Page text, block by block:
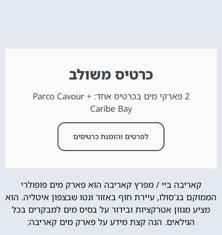
כרטיס משולב
2 פארקי מים בכרטיס אחד: Parco Cavour +
Caribe Bay
לפרטים והזמנת כרטיסים
קאריבה ביי / מפרץ קאריבה הוא פארק מים פופולרי
הממוקם בג'סולו, עיירת חוף באזור ונטו שבצפון איטליה. הוא
מציע מגוון אטרקציות ובידור על בסיס מים למבקרים בכל
הגילאים. הנה קצת מידע על פארק מים קאריבה: